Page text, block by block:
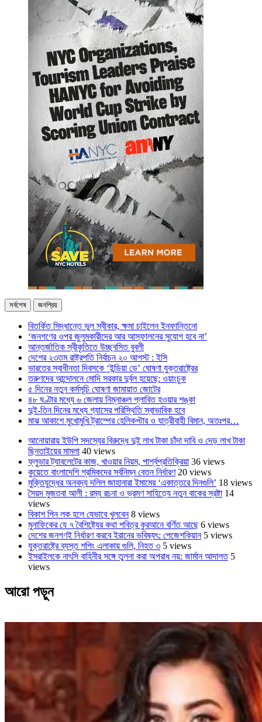
সর্বশেষ জনপ্রিয়
বিতর্কিত সিদ্ধান্তে ভুল স্বীকার, ক্ষমা চাইলেন ইনফান্তিনো
‘জনগণের ওপর জুলুমকারীদের আর আস্ফালনের সুযোগ হবে না’
আন্তর্জাতিক স্বীকৃতিতে উচ্ছ্বসিত বুবলী
দেশের ২৩তম রাষ্ট্রপতি নির্বাচন ২০ আগস্ট : ইসি
ভারতের স্বাধীনতা দিবসকে ‘ইন্ডিয়া ডে’ ঘোষণা যুক্তরাষ্ট্রের
তরুণদের আন্দোলনে মোদি সরকার দুর্বল হয়েছে: ওয়াংচুক
৫ দিনের নতুন কর্মসূচি ঘোষণা জামায়াত জোটের
৪৮ ঘণ্টার মধ্যে ৬ জেলায় নিম্নাঞ্চল প্লাবিত হওয়ার শঙ্কা
দুই-তিন দিনের মধ্যে গ্যাসের পরিস্থিতি স্বাভাবিক হবে
মাঝ আকাশে মুখোমুখি ট্রাম্পের হেলিকপ্টার ও যাত্রীবাহী বিমান, অতঃপর…
আনোয়ারায় ইউপি সদস্যের বিরুদ্ধে দুই লাখ টাকা চাঁদা দাবি ও দেড় লাখ টাকা
ছিনতাইয়ের মামলা 40 views
ফ্লুভার ট্যাবলেটের কাজ, খাওয়ার নিয়ম, পার্শ্বপ্রতিক্রিয়া 36 views
কুয়েতে বাংলাদেশি শ্রমিকদের সর্বনিম্ন বেতন নির্ধারণ 20 views
মুক্তিযুদ্ধের অনবদ্য দলিল জাহানারা ইমামের ‘একাত্তরে দিনগুলি’ 18 views
সৈয়দ মুজতবা আলী : রম্য রচনা ও ভ্রমণ সাহিত্যে নতুন বাকের স্রষ্টা 14
views
বিকাশ পিন লক হলে যেভাবে খুলবেন 8 views
মুনাফিকের যে ৭ বৈশিষ্ট্যের কথা পবিত্র কুরআনে বর্ণিত আছে 6 views
দেশের জনগণই নির্ধারণ করবে ইরানের ভবিষ্যৎ: পেজেশকিয়ান 5 views
যুক্তরাষ্ট্রে ব্যস্ত শপিং এলাকায় গুলি, নিহত ৩ 5 views
ইসরাইলকে নাৎসি বাহিনীর সঙ্গে তুলনা করা অপরাধ নয়: জার্মান আদালত 5
views
আরো পড়ুন